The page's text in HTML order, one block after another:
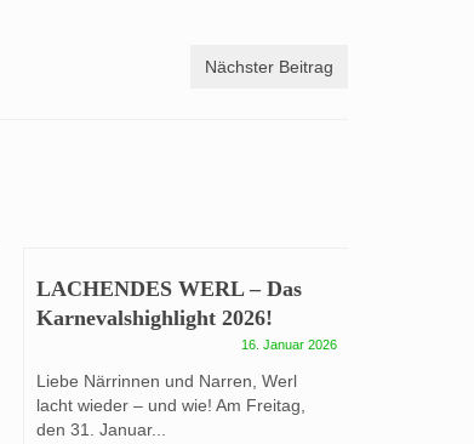
Nächster Beitrag
LACHENDES WERL – Das
Karnevalshighlight 2026!
16. Januar 2026
Liebe Närrinnen und Narren, Werl
lacht wieder – und wie! Am Freitag,
den 31. Januar...